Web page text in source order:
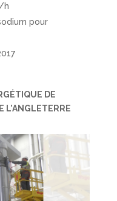
h
pour
DE
L’ANGLETERRE